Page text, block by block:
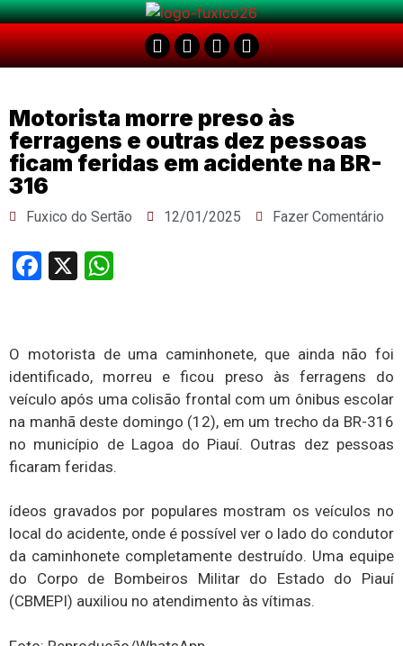
Motorista morre preso às
ferragens e outras dez pessoas
ficam feridas em acidente na BR-
316
Fuxico do Sertão 12/01/2025 Fazer Comentário
Facebook
X
O motorista de uma caminhonete, que ainda não foi
identificado, morreu e ficou preso às ferragens do
veículo após uma colisão frontal com um ônibus escolar
na manhã deste domingo (12), em um trecho da BR-316
no município de Lagoa do Piauí. Outras dez pessoas
ficaram feridas.
ídeos gravados por populares mostram os veículos no
local do acidente, onde é possível ver o lado do condutor
da caminhonete completamente destruído. Uma equipe
do Corpo de Bombeiros Militar do Estado do Piauí
(CBMEPI) auxiliou no atendimento às vítimas.